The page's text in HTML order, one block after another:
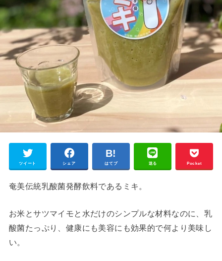
ツイート シェア はてブ 送る Pocket
奄美伝統乳酸菌発酵飲料であるミキ。
お米とサツマイモと水だけのシンプルな材料なのに、乳
酸菌たっぷり、健康にも美容にも効果的で何より美味し
い。